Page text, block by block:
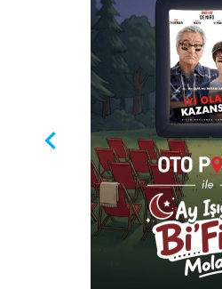
keyboard_arrow_left
play_arrow
style BILET